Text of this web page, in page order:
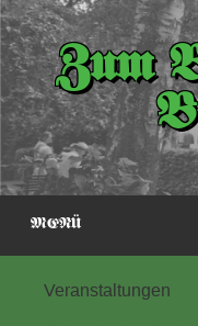
Zum
Inhalt
springenZum
MENÜ
Veranstaltungen